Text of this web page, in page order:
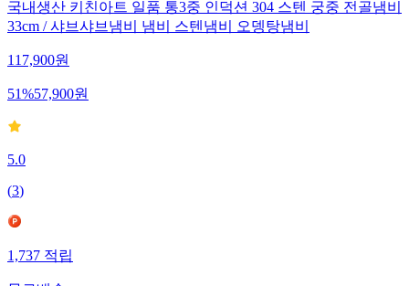
국내생산 키친아트 일품 통3중 인덕션 304 스텐 궁중 전골냄비
33cm / 샤브샤브냄비 냄비 스텐냄비 오뎅탕냄비
117,900원
51%57,900원
5.0
(3)
1,737적립